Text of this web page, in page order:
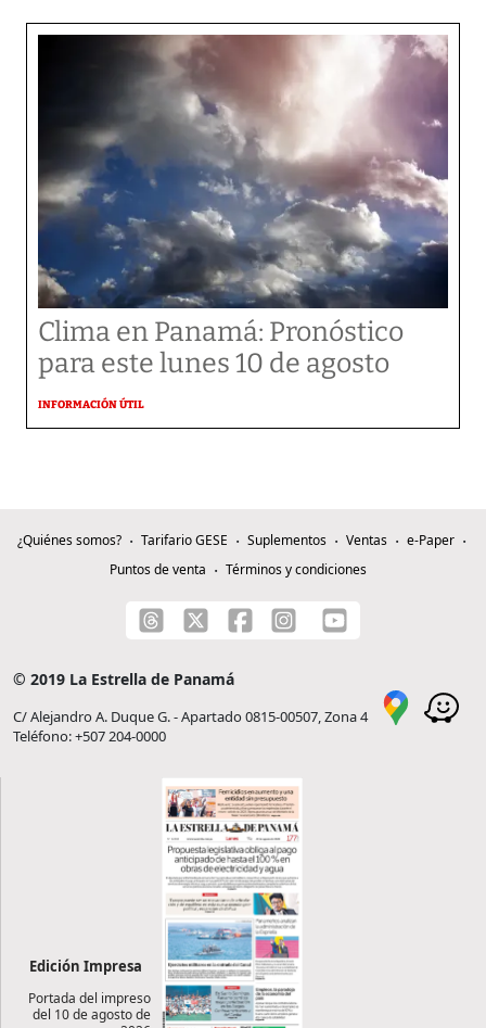
Clima en Panamá: Pronóstico
para este lunes 10 de agosto
INFORMACIÓN ÚTIL
¿Quiénes somos? Tarifario GESE Suplementos Ventas
e-Paper
Puntos de venta
Términos y condiciones
© 2019 La Estrella de Panamá
C/ Alejandro A. Duque G. - Apartado 0815-00507, Zona 4
Teléfono: +507 204-0000
Edición Impresa
Portada del impreso
del 10 de agosto de